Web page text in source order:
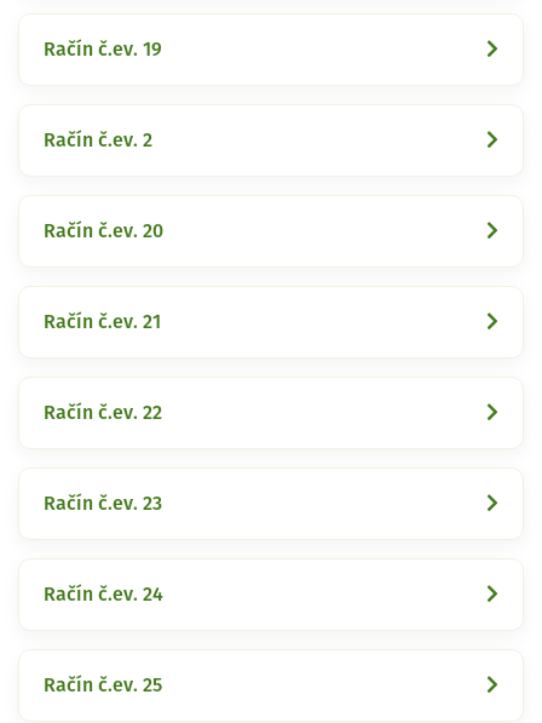
Račín č.ev. 19
Račín č.ev. 2
Račín č.ev. 20
Račín č.ev. 21
Račín č.ev. 22
Račín č.ev. 23
Račín č.ev. 24
Račín č.ev. 25